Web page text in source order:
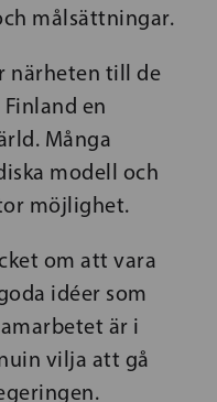
målsättningar.
närheten till de
en
Många
modell och
möjlighet.
om att vara
idéer som
är i
vilja att gå